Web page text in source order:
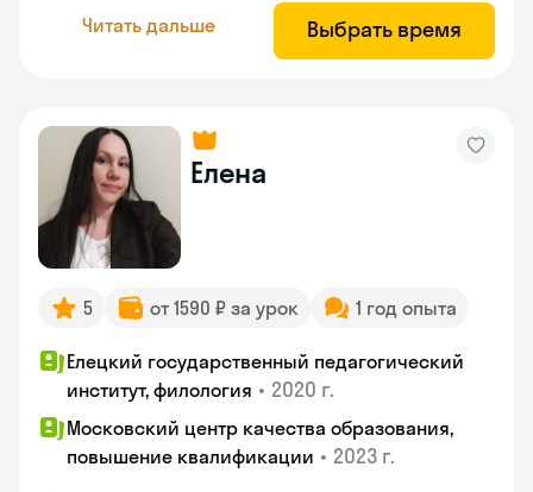
Читать дальше Выбрать время
Елена
5 от 1590 ₽ за урок 1 год опыта
Елецкий государственный педагогический
институт, филология • 2020 г.
Московский центр качества образования,
повышение квалификации • 2023 г.